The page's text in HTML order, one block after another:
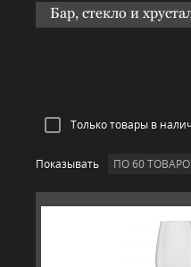
Бар, стекло и
Только товары в
Показывать ПО 60